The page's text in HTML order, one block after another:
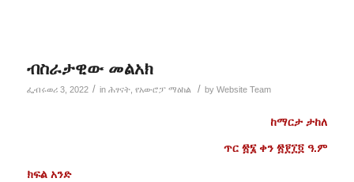
ብስራታዊው መልአክ
ፌብሩወሪ 3, 2022 / in ሕፃናት, የአውሮፓ ማዕከል / by Website Team
ከማርታ ታከለ
ጥር ፳፮ ቀን ፳፻፲፬ ዓ.ም
ክፍል አንድ